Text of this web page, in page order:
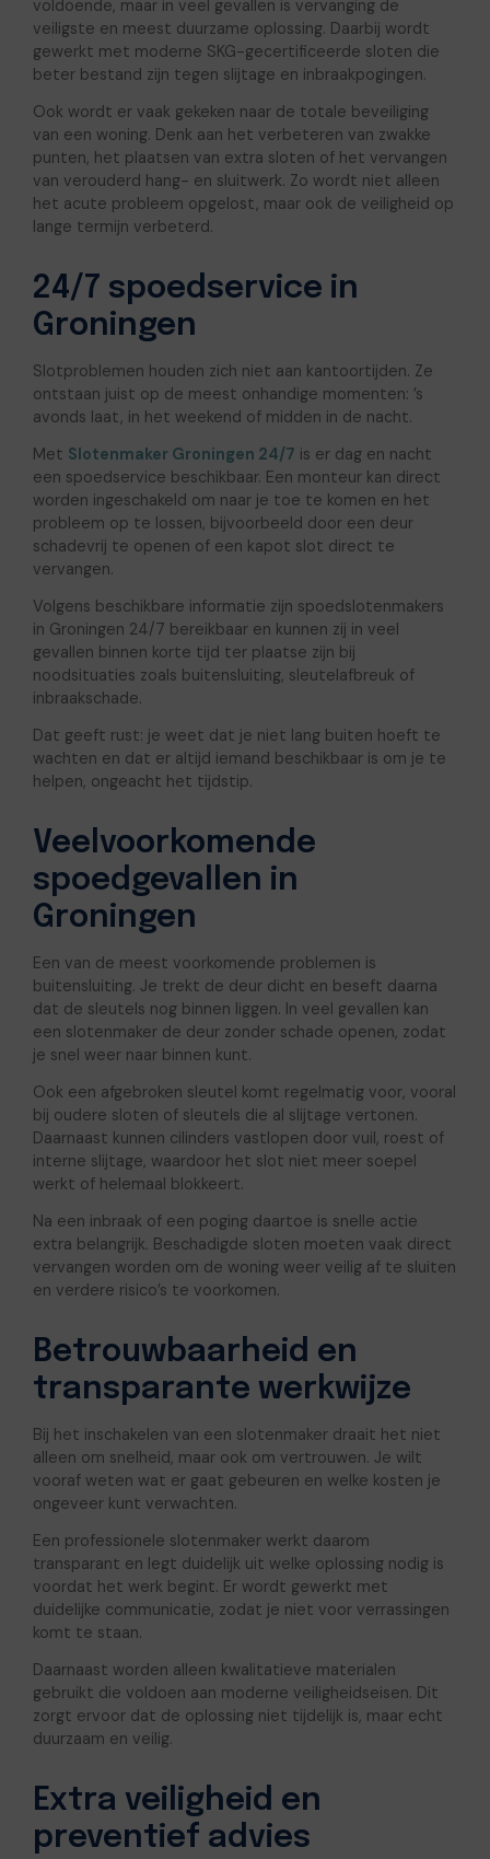
voldoende, maar in veel gevallen is vervanging de
veiligste en meest duurzame oplossing. Daarbij wordt
gewerkt met moderne SKG-gecertificeerde sloten die
beter bestand zijn tegen slijtage en inbraakpogingen.
Ook wordt er vaak gekeken naar de totale beveiliging
van een woning. Denk aan het verbeteren van zwakke
punten, het plaatsen van extra sloten of het vervangen
van verouderd hang- en sluitwerk. Zo wordt niet alleen
het acute probleem opgelost, maar ook de veiligheid op
lange termijn verbeterd.
24/7 spoedservice in
Groningen
Slotproblemen houden zich niet aan kantoortijden. Ze
ontstaan juist op de meest onhandige momenten: ’s
avonds laat, in het weekend of midden in de nacht.
Met Slotenmaker Groningen 24/7 is er dag en nacht
een spoedservice beschikbaar. Een monteur kan direct
worden ingeschakeld om naar je toe te komen en het
probleem op te lossen, bijvoorbeeld door een deur
schadevrij te openen of een kapot slot direct te
vervangen.
Volgens beschikbare informatie zijn spoedslotenmakers
in Groningen 24/7 bereikbaar en kunnen zij in veel
gevallen binnen korte tijd ter plaatse zijn bij
noodsituaties zoals buitensluiting, sleutelafbreuk of
inbraakschade.
Dat geeft rust: je weet dat je niet lang buiten hoeft te
wachten en dat er altijd iemand beschikbaar is om je te
helpen, ongeacht het tijdstip.
Veelvoorkomende
spoedgevallen in
Groningen
Een van de meest voorkomende problemen is
buitensluiting. Je trekt de deur dicht en beseft daarna
dat de sleutels nog binnen liggen. In veel gevallen kan
een slotenmaker de deur zonder schade openen, zodat
je snel weer naar binnen kunt.
Ook een afgebroken sleutel komt regelmatig voor, vooral
bij oudere sloten of sleutels die al slijtage vertonen.
Daarnaast kunnen cilinders vastlopen door vuil, roest of
interne slijtage, waardoor het slot niet meer soepel
werkt of helemaal blokkeert.
Na een inbraak of een poging daartoe is snelle actie
extra belangrijk. Beschadigde sloten moeten vaak direct
vervangen worden om de woning weer veilig af te sluiten
en verdere risico’s te voorkomen.
Betrouwbaarheid en
transparante werkwijze
Bij het inschakelen van een slotenmaker draait het niet
alleen om snelheid, maar ook om vertrouwen. Je wilt
vooraf weten wat er gaat gebeuren en welke kosten je
ongeveer kunt verwachten.
Een professionele slotenmaker werkt daarom
transparant en legt duidelijk uit welke oplossing nodig is
voordat het werk begint. Er wordt gewerkt met
duidelijke communicatie, zodat je niet voor verrassingen
komt te staan.
Daarnaast worden alleen kwalitatieve materialen
gebruikt die voldoen aan moderne veiligheidseisen. Dit
zorgt ervoor dat de oplossing niet tijdelijk is, maar echt
duurzaam en veilig.
Extra veiligheid en
preventief advies